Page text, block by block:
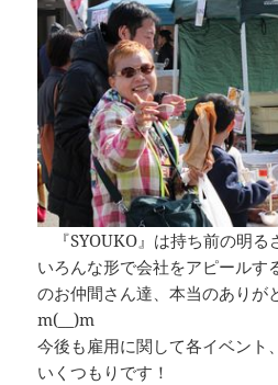
『SYOUKO』は持ち前の明る
いろんな形で会社をアピールす
のお仲間さん達、本当のあり
m(__)m
今後も雇用に関して各イベント
いくつもりです！